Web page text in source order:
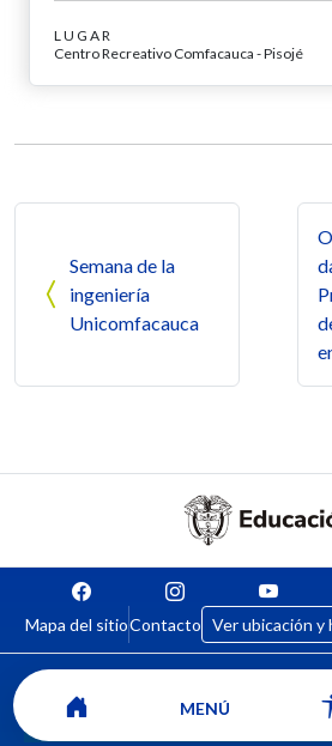
LUGAR
Centro Recreativo Comfacauca - Pisojé
Semana de la
ingeniería
Unicomfacauca
Mapa del sitioContacto Ver ubicación y
MENÚ